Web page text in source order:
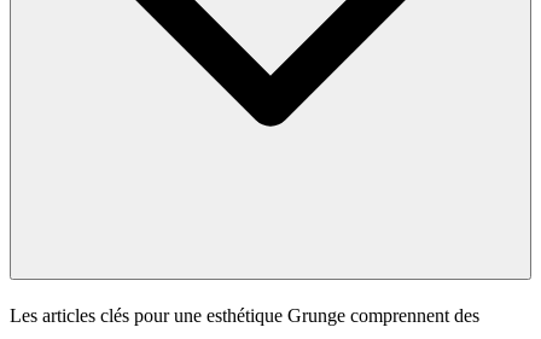
Les articles clés pour une esthétique Grunge comprennent des